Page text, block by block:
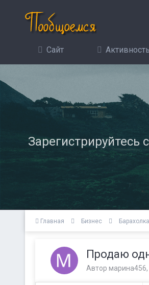
Сайт Активность
Главная Бизнес Барахолка
Продаю
Автор марина456,